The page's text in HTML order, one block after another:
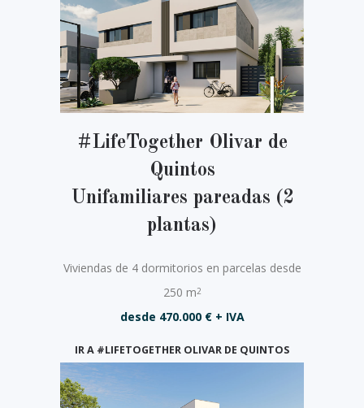
#LifeTogether Olivar de
Quintos
Unifamiliares pareadas (2
plantas)
Viviendas de 4 dormitorios en parcelas desde
250 m2
desde 470.000 € + IVA
IR A #LIFETOGETHER OLIVAR DE QUINTOS